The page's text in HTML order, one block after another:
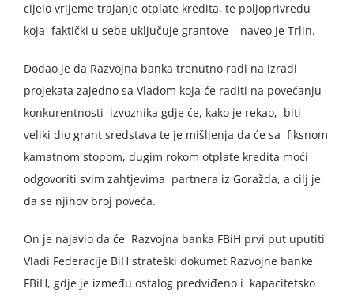
cijelo vrijeme trajanje otplate kredita, te poljoprivredu
koja faktički u sebe uključuje grantove – naveo je Trlin.
Dodao je da Razvojna banka trenutno radi na izradi
projekata zajedno sa Vladom koja će raditi na povećanju
konkurentnosti izvoznika gdje će, kako je rekao, biti
veliki dio grant sredstava te je mišljenja da će sa fiksnom
kamatnom stopom, dugim rokom otplate kredita moći
odgovoriti svim zahtjevima partnera iz Goražda, a cilj je
da se njihov broj poveća.
On je najavio da će Razvojna banka FBiH prvi put uputiti
Vladi Federacije BiH strateški dokumet Razvojne banke
FBiH, gdje je između ostalog predviđeno i kapacitetsko